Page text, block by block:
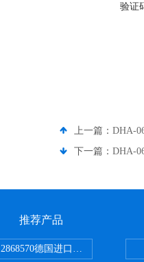
验证
上一篇： DHA-
下一篇： DHA-
推荐产品
2868570德国进口菲尼克斯电源